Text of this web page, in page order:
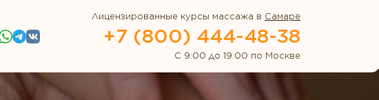
Лицензированные курсы массажа в Самаре
+7 (800) 444-48-38
С 9:00 до 19:00 по Москве